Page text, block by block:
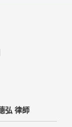
個人資料採用
您的個人資
密義務者，將
本網站亦會嚴
以確定其將確
弘 律師